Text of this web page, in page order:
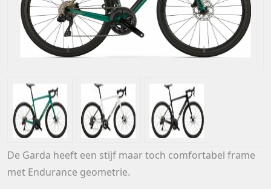
De Garda heeft een stijf maar toch comfortabel frame
met Endurance geometrie.